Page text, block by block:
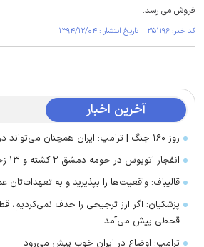
فروش می رسد.
کد خبر: ۳۵۱۱۹۶ تاریخ انتشار : ۱۳۹۴/۱۲/۰۴
آخرین اخبار
روز ۱۶۰ جنگ | ترامپ: ایران همچنان می‌تواند در تنگه هرمز شلیک کند
انفجار اتوبوس در حومه دمشق ۲ کشته و ۱۳ زخمی برجای گذاشت
قالیباف: واقعیت‌ها را بپذیرید و به تعهدات‌تان
پزشکیان: اگر ارز ترجیحی را حذف نمی‌کردیم،
قحطی پیش می‌آمد
ترامپ: اوضاع در ایران خوب پیش می‌رود